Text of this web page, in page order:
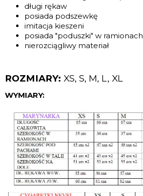
długi rękaw
posiada podszewkę
imitacja kieszeni
posiada "poduszki" w ramionach
nierozciągliwy materiał
ROZMIARY: XS, S, M, L, XL
WYMIARY: